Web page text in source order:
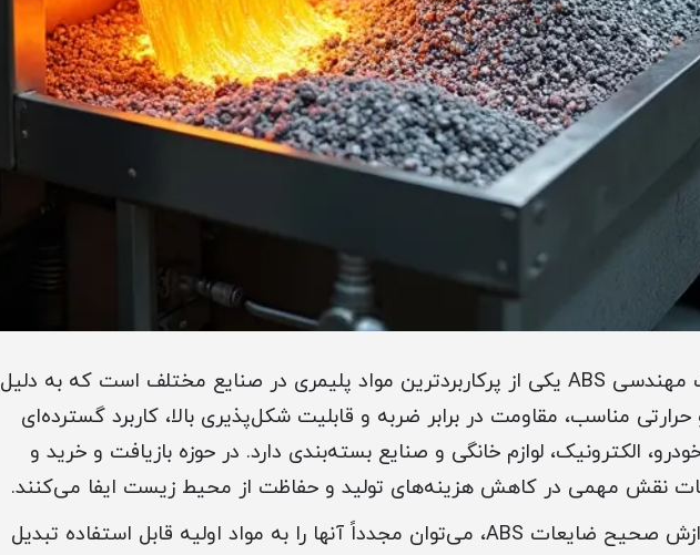
ضایعات پلاستیک مهندسی ABS یکی از پرکاربردترین مواد پلیمری در صنایع مختلف است که به دلیل
مناسب، مقاومت در برابر ضربه و قابلیت شکل‌پذیری بالا، کاربرد گسترده‌ای
الکترونیک، لوازم خانگی و صنایع بسته‌بندی دارد. در حوزه بازیافت و خرید و
نقش مهمی در کاهش هزینه‌های تولید و حفاظت از محیط زیست ایفا می‌کنند.
با جمع‌آوری و پردازش صحیح ضایعات ABS، می‌توان مجدداً آنها را به مواد اولیه قابل استفاده تبدیل